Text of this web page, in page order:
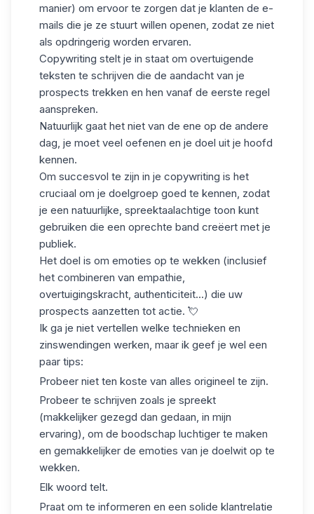
manier) om ervoor te zorgen dat je klanten de e-
mails die je ze stuurt willen openen, zodat ze niet
als opdringerig worden ervaren.
Copywriting stelt je in staat om overtuigende
teksten te schrijven die de aandacht van je
prospects trekken en hen vanaf de eerste regel
aanspreken.
Natuurlijk gaat het niet van de ene op de andere
dag, je moet veel oefenen en je doel uit je hoofd
kennen.
Om succesvol te zijn in je copywriting is het
cruciaal om je doelgroep goed te kennen, zodat
je een natuurlijke, spreektaalachtige toon kunt
gebruiken die een oprechte band creëert met je
publiek.
Het doel is om emoties op te wekken (inclusief
het combineren van empathie,
overtuigingskracht, authenticiteit...) die uw
prospects aanzetten tot actie. 💘
Ik ga je niet vertellen welke technieken en
zinswendingen werken, maar ik geef je wel een
paar tips:
Probeer niet ten koste van alles origineel te zijn.
Probeer te schrijven zoals je spreekt
(makkelijker gezegd dan gedaan, in mijn
ervaring), om de boodschap luchtiger te maken
en gemakkelijker de emoties van je doelwit op te
wekken.
Elk woord telt.
Praat om te informeren en een solide klantrelatie